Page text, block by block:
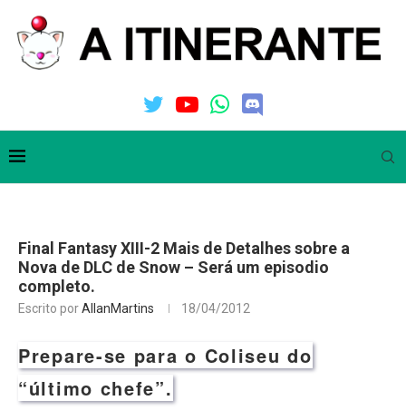
Final Fantasy XIII-2 Mais de Detalhes sobre a
Nova de DLC de Snow – Será um episodio
completo.
Escrito porAllanMartins 18/04/2012
Prepare-se para o Coliseu do
“último chefe”.